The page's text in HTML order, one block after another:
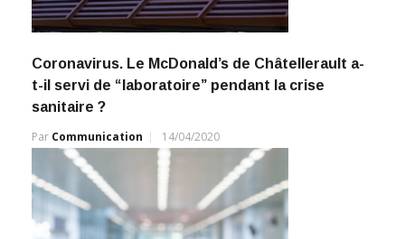
Coronavirus. Le McDonald’s de Châtellerault a-
t-il servi de “laboratoire” pendant la crise
sanitaire ?
Par Communication 14/04/2020